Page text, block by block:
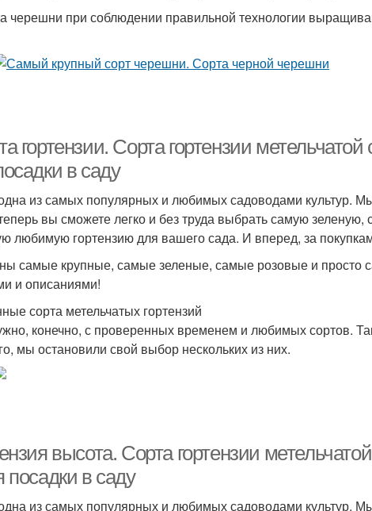
черешни при соблюдении правильной технологии
гортензии. Сорта гортензии
в саду
из самых популярных и любимых садоводами культур.
вы сможете легко и без труда выбрать самую
любимую гортензию для вашего сада. И вперед, за
самые крупные, самые зеленые, самые розовые и просто
и описаниями!
сорта метельчатых гортензий
конечно, с проверенных временем и любимых сортов.
мы остановили свой выбор нескольких из них.
высота. Сорта гортензии
в саду
из самых популярных и любимых садоводами культур.